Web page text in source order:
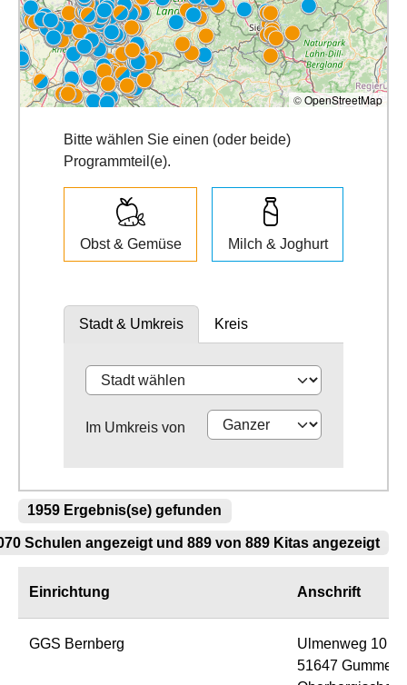
Bitte wählen Sie einen (oder beide)
Programmteil(e).
Obst & Gemüse Milch & Joghurt
Stadt & Umkreis Kreis
Im Umkreis von
©OpenStreetMap
1959 Ergebnis(se) gefunden
Schulen angezeigt und 889 von 889 Kitas angezeigt
Einrichtung Anschrift
GGS Bernberg
Ulmenweg 10
51647